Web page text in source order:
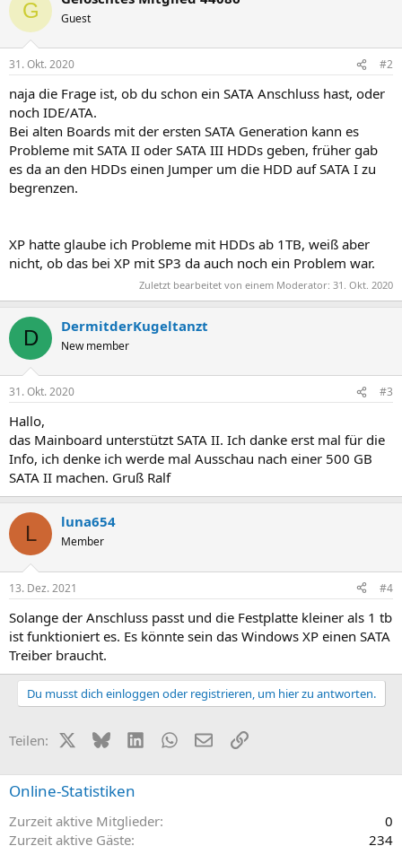
G Guest
31. Okt. 2020 #2
naja die Frage ist, ob du schon ein SATA Anschluss hast, oder
noch IDE/ATA.
Bei alten Boards mit der ersten SATA Generation kann es
Probleme mit SATA II oder SATA III HDDs geben, früher gab
es da an den HDDs einen Jumper um die HDD auf SATA I zu
begrenzen.
XP hatte glaube ich Probleme mit HDDs ab 1TB, weiß aber
nicht, ob das bei XP mit SP3 da auch noch ein Problem war.
Zuletzt bearbeitet von einem Moderator: 31. Okt. 2020
D DermitderKugeltanzt
New member
31. Okt. 2020 #3
Hallo,
das Mainboard unterstützt SATA II. Ich danke erst mal für die
Info, ich denke ich werde mal Ausschau nach einer 500 GB
SATA II machen. Gruß Ralf
L luna654
Member
13. Dez. 2021 #4
Solange der Anschluss passt und die Festplatte kleiner als 1 tb
ist funktioniert es. Es könnte sein das Windows XP einen SATA
Treiber braucht.
Du musst dich einloggen oder registrieren, um hier zu antworten.
Teilen: X (Twitter)
BlueskyLinkedInWhatsApp
E-MailLink
Online-Statistiken
Zurzeit aktive Mitglieder
0
Zurzeit aktive Gäste
234